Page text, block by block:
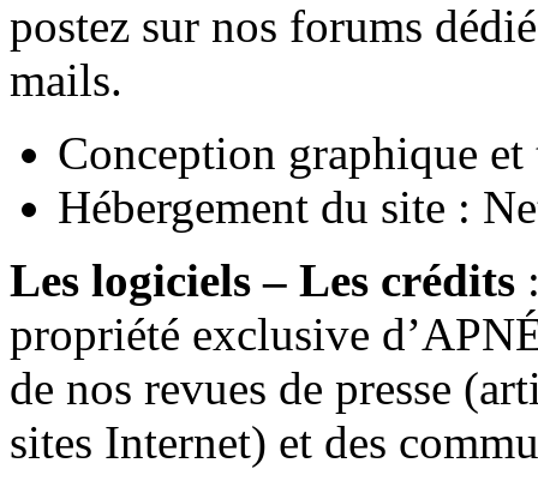
postez sur nos forums
mails.
Conception graphique
Hébergement du site :
Les logiciels – Les crédits
propriété exclusive
de nos revues de presse
sites Internet) et des